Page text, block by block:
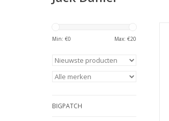
Min: €0 Max: €20
BIGPATCH